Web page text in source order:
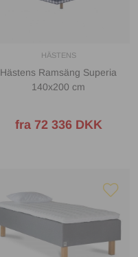
HÄSTENS
Hästens Ramsäng Superia
140x200 cm
fra 72 336 DKK